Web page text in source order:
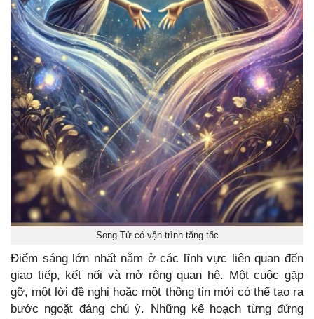
Song Tử có vận trình tăng tốc
Điểm sáng lớn nhất nằm ở các lĩnh vực liên quan đến
giao tiếp, kết nối và mở rộng quan hệ. Một cuộc gặp
gỡ, một lời đề nghị hoặc một thông tin mới có thể tạo ra
bước ngoặt đáng chú ý. Những kế hoạch từng đứng